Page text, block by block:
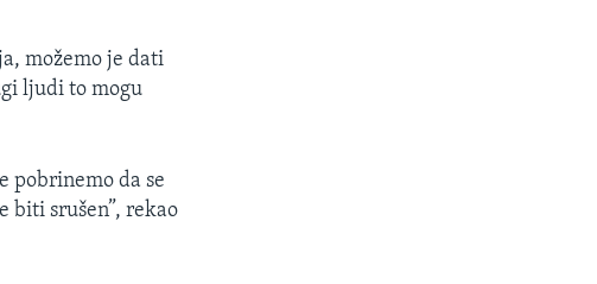
možemo je dati
ljudi to mogu
pobrinemo da se
biti srušen”, rekao